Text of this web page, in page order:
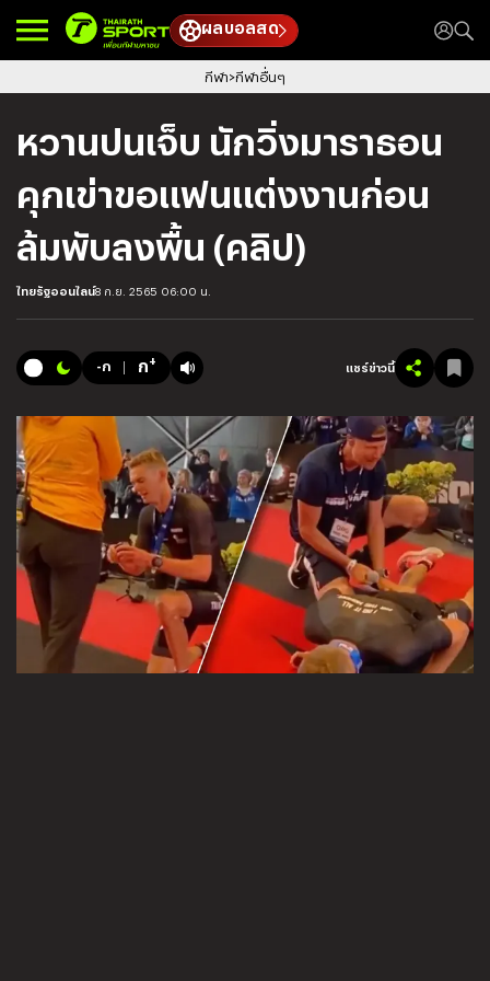
ผลบอลสด
กีฬา กีฬาอื่นๆ
หวานปนเจ็บ นักวิ่งมาราธอน
คุกเข่าขอแฟนแต่งงานก่อน
ล้มพับลงพื้น (คลิป)
ไทยรัฐออนไลน์8 ก.ย. 2565 06:00 น.
-ก ก+ แชร์ข่าวนี้